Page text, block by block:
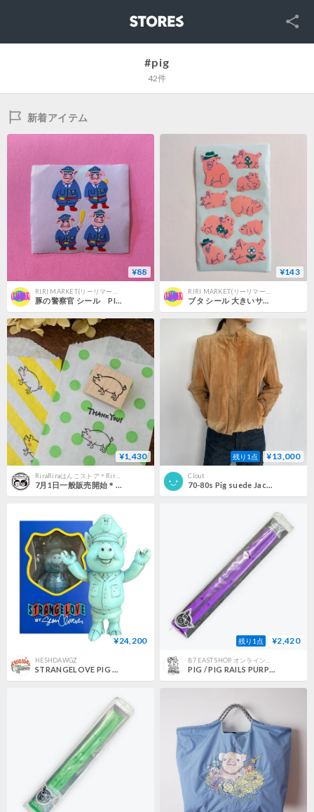
SNS
#pig
42件
新着アイテム
¥88
豚の警察官 シール PIG POLICE OFFICER STICKER
¥143
ブタ シール 大きいサイズ STICKER
¥1,430
RiraRiraはんこストア＊RiraRiraHanko＊
7月1日一般販売開始＊【ブタさん】デザインはんこ20x26mm_R1323
残り1点 ¥13,000
Clout
70-80s Pig suede Jacket
¥24,200
HESHDAWGZ
STRANGELOVE PIG OFFICER VINYL TOY GLOW IN THE DARK
残り1点 ¥2,420
B7 EAST SHOP オンラインストア
PIG / PIG RAILS PURPLE